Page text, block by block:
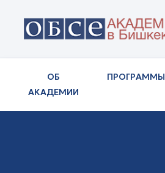
ОБ
АКАДЕМИИ
ПРОГРАММЫ